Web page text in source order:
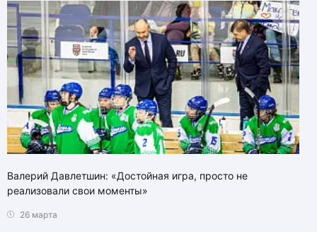
Валерий Давлетшин: «Достойная игра, просто не
реализовали свои моменты»
26 марта